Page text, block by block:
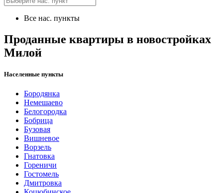
Все нас. пункты
Проданные квартиры в новостройках
Милой
Населенные пункты
Бородянка
Немешаево
Белогородка
Бобрица
Бузовая
Вишневое
Ворзель
Гнатовка
Гореничи
Гостомель
Дмитровка